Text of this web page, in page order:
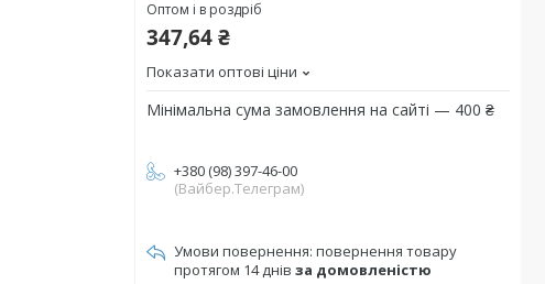
Оптом і в роздріб
347,64 ₴
Показати оптові ціни
Мінімальна сума замовлення на сайті — 400 ₴
+380 (98) 397-46-00
(Вайбер.Телеграм)
повернення товару
протягом 14 днів за домовленістю